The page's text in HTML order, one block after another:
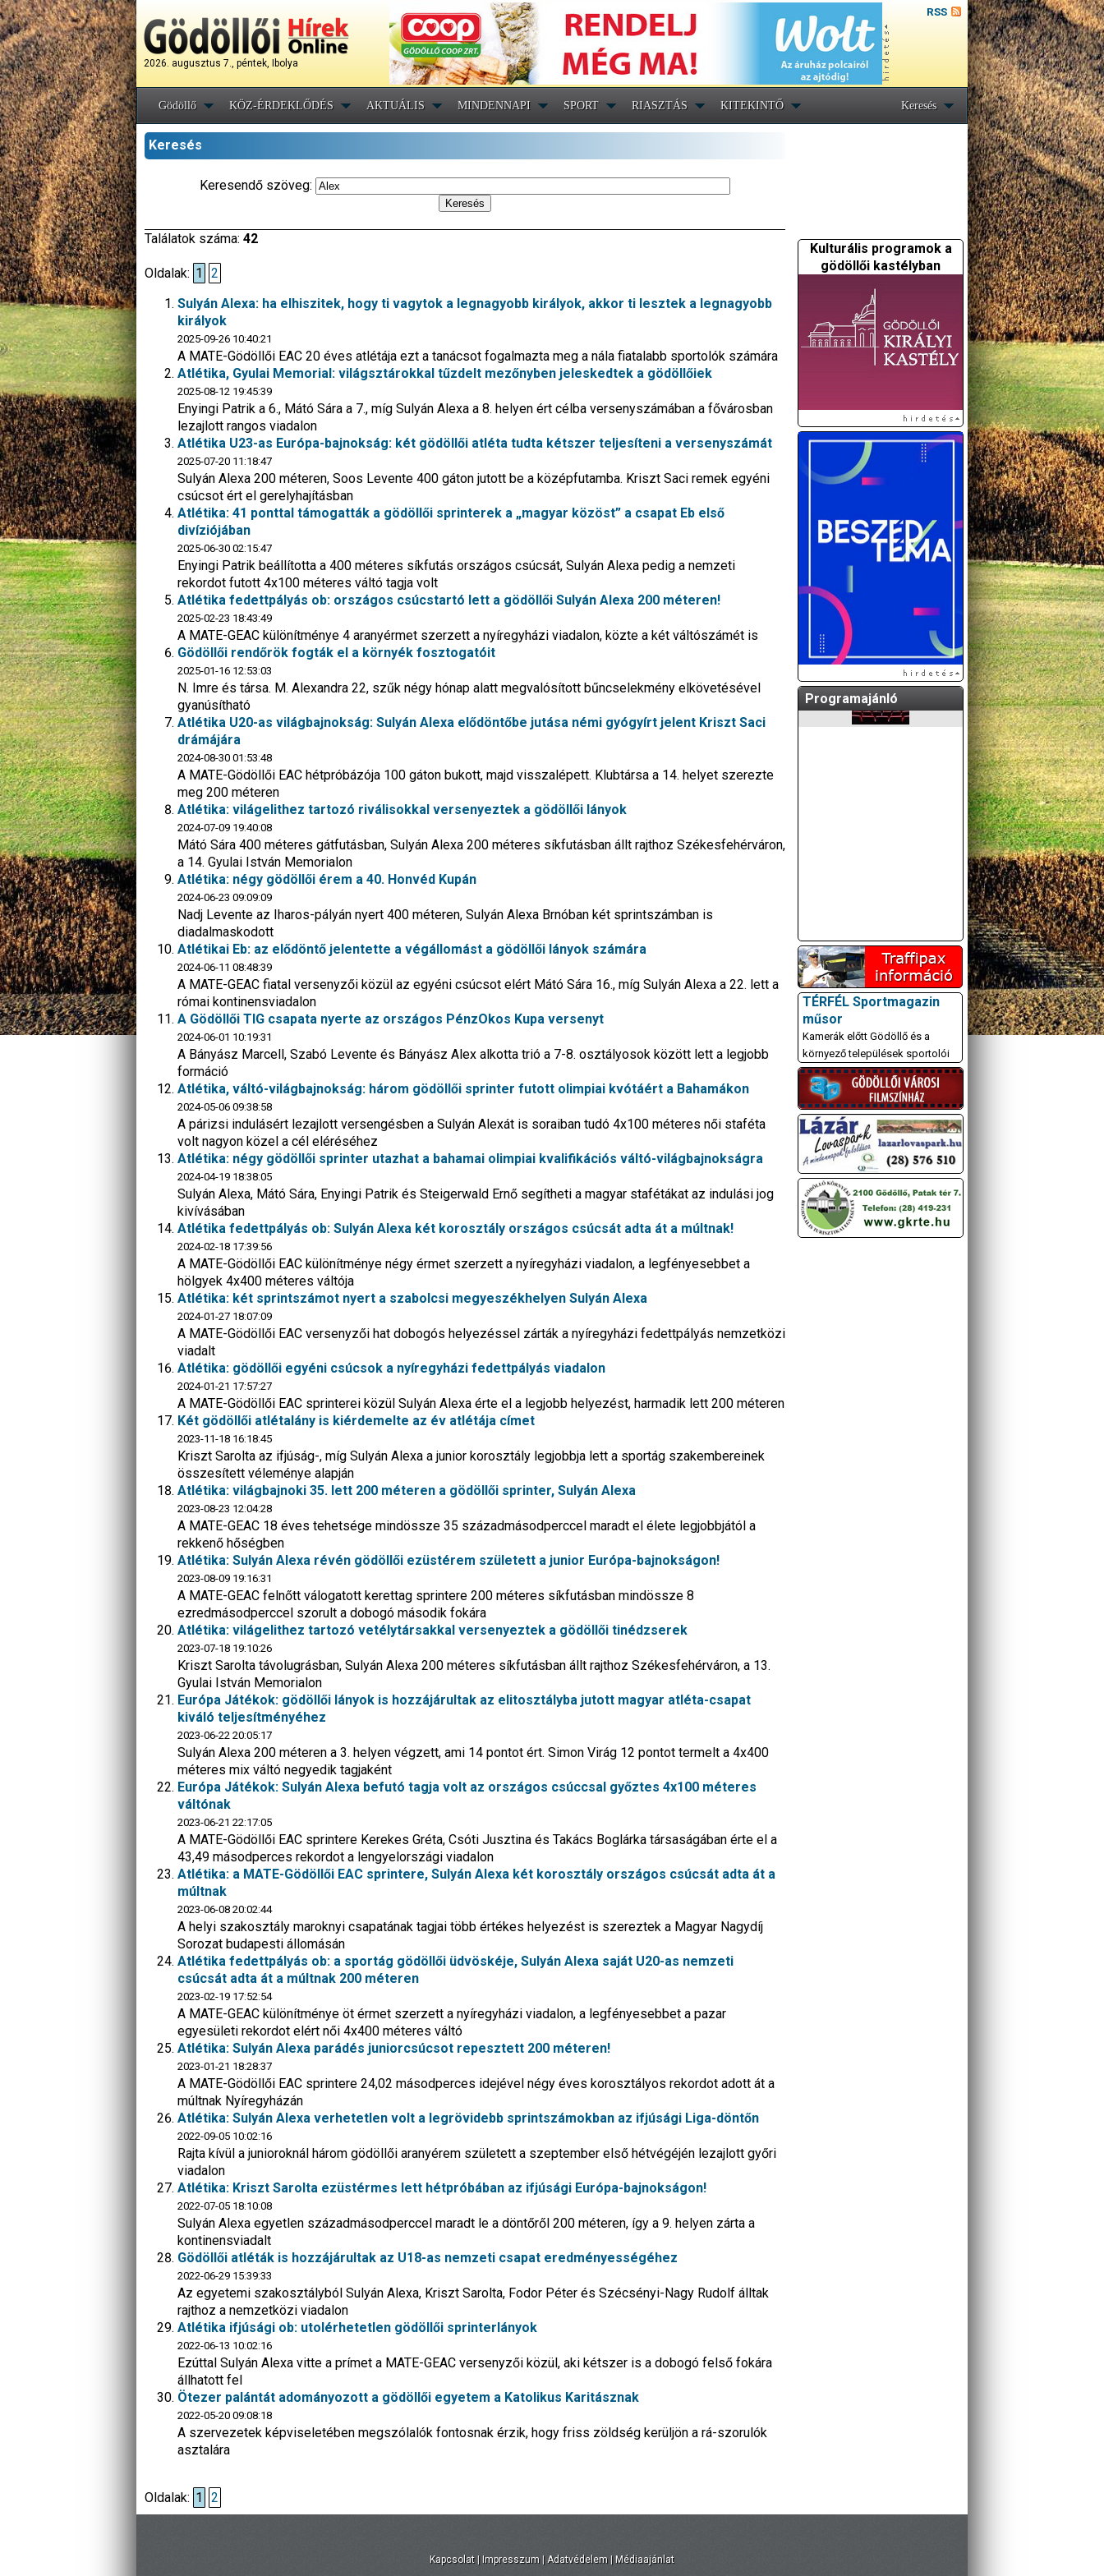
2026. augusztus 7., péntek, Ibolya
RSS
Gödöllő KÖZ-ÉRDEKLŐDÉS AKTUÁLIS MINDENNAPI SPORT RIASZTÁS KITEKINTŐ Keresés
Keresés
Keresendő szöveg:
Találatok száma: 42
Oldalak: 1
2
Sulyán Alexa: ha elhiszitek, hogy ti vagytok a legnagyobb királyok, akkor ti lesztek a legnagyobb
királyok
2025-09-26 10:40:21
A MATE-Gödöllői EAC 20 éves atlétája ezt a tanácsot fogalmazta meg a nála fiatalabb sportolók számára
Atlétika, Gyulai Memorial: világsztárokkal tűzdelt mezőnyben jeleskedtek a gödöllőiek
2025-08-12 19:45:39
Enyingi Patrik a 6., Mátó Sára a 7., míg Sulyán Alexa a 8. helyen ért célba versenyszámában a fővárosban
lezajlott rangos viadalon
Atlétika U23-as Európa-bajnokság: két gödöllői atléta tudta kétszer teljesíteni a versenyszámát
2025-07-20 11:18:47
Sulyán Alexa 200 méteren, Soos Levente 400 gáton jutott be a középfutamba. Kriszt Saci remek egyéni
csúcsot ért el gerelyhajításban
Atlétika: 41 ponttal támogatták a gödöllői sprinterek a „magyar közöst” a csapat Eb első
divíziójában
2025-06-30 02:15:47
Enyingi Patrik beállította a 400 méteres síkfutás országos csúcsát, Sulyán Alexa pedig a nemzeti
rekordot futott 4x100 méteres váltó tagja volt
Atlétika fedettpályás ob: országos csúcstartó lett a gödöllői Sulyán Alexa 200 méteren!
2025-02-23 18:43:49
A MATE-GEAC különítménye 4 aranyérmet szerzett a nyíregyházi viadalon, közte a két váltószámét is
Gödöllői rendőrök fogták el a környék fosztogatóit
2025-01-16 12:53:03
N. Imre és társa. M. Alexandra 22, szűk négy hónap alatt megvalósított bűncselekmény elkövetésével
gyanúsítható
Atlétika U20-as világbajnokság: Sulyán Alexa elődöntőbe jutása némi gyógyírt jelent Kriszt Saci
drámájára
2024-08-30 01:53:48
A MATE-Gödöllői EAC hétpróbázója 100 gáton bukott, majd visszalépett. Klubtársa a 14. helyet szerezte
meg 200 méteren
Atlétika: világelithez tartozó riválisokkal versenyeztek a gödöllői lányok
2024-07-09 19:40:08
Mátó Sára 400 méteres gátfutásban, Sulyán Alexa 200 méteres síkfutásban állt rajthoz Székesfehérváron,
a 14. Gyulai István Memorialon
Atlétika: négy gödöllői érem a 40. Honvéd Kupán
2024-06-23 09:09:09
Nadj Levente az Iharos-pályán nyert 400 méteren, Sulyán Alexa Brnóban két sprintszámban is
diadalmaskodott
Atlétikai Eb: az elődöntő jelentette a végállomást a gödöllői lányok számára
2024-06-11 08:48:39
A MATE-GEAC fiatal versenyzői közül az egyéni csúcsot elért Mátó Sára 16., míg Sulyán Alexa a 22. lett a
római kontinensviadalon
A Gödöllői TIG csapata nyerte az országos PénzOkos Kupa versenyt
2024-06-01 10:19:31
A Bányász Marcell, Szabó Levente és Bányász Alex alkotta trió a 7-8. osztályosok között lett a legjobb
formáció
Atlétika, váltó-világbajnokság: három gödöllői sprinter futott olimpiai kvótáért a Bahamákon
2024-05-06 09:38:58
A párizsi indulásért lezajlott versengésben a Sulyán Alexát is soraiban tudó 4x100 méteres női staféta
volt nagyon közel a cél eléréséhez
Atlétika: négy gödöllői sprinter utazhat a bahamai olimpiai kvalifikációs váltó-világbajnokságra
2024-04-19 18:38:05
Sulyán Alexa, Mátó Sára, Enyingi Patrik és Steigerwald Ernő segítheti a magyar stafétákat az indulási jog
kivívásában
Atlétika fedettpályás ob: Sulyán Alexa két korosztály országos csúcsát adta át a múltnak!
2024-02-18 17:39:56
A MATE-Gödöllői EAC különítménye négy érmet szerzett a nyíregyházi viadalon, a legfényesebbet a
hölgyek 4x400 méteres váltója
Atlétika: két sprintszámot nyert a szabolcsi megyeszékhelyen Sulyán Alexa
2024-01-27 18:07:09
A MATE-Gödöllői EAC versenyzői hat dobogós helyezéssel zárták a nyíregyházi fedettpályás nemzetközi
viadalt
Atlétika: gödöllői egyéni csúcsok a nyíregyházi fedettpályás viadalon
2024-01-21 17:57:27
A MATE-Gödöllői EAC sprinterei közül Sulyán Alexa érte el a legjobb helyezést, harmadik lett 200 méteren
Két gödöllői atlétalány is kiérdemelte az év atlétája címet
2023-11-18 16:18:45
Kriszt Sarolta az ifjúság-, míg Sulyán Alexa a junior korosztály legjobbja lett a sportág szakembereinek
összesített véleménye alapján
Atlétika: világbajnoki 35. lett 200 méteren a gödöllői sprinter, Sulyán Alexa
2023-08-23 12:04:28
A MATE-GEAC 18 éves tehetsége mindössze 35 századmásodperccel maradt el élete legjobbjától a
rekkenő hőségben
Atlétika: Sulyán Alexa révén gödöllői ezüstérem született a junior Európa-bajnokságon!
2023-08-09 19:16:31
A MATE-GEAC felnőtt válogatott kerettag sprintere 200 méteres síkfutásban mindössze 8
ezredmásodperccel szorult a dobogó második fokára
Atlétika: világelithez tartozó vetélytársakkal versenyeztek a gödöllői tinédzserek
2023-07-18 19:10:26
Kriszt Sarolta távolugrásban, Sulyán Alexa 200 méteres síkfutásban állt rajthoz Székesfehérváron, a 13.
Gyulai István Memorialon
Európa Játékok: gödöllői lányok is hozzájárultak az elitosztályba jutott magyar atléta-csapat
kiváló teljesítményéhez
2023-06-22 20:05:17
Sulyán Alexa 200 méteren a 3. helyen végzett, ami 14 pontot ért. Simon Virág 12 pontot termelt a 4x400
méteres mix váltó negyedik tagjaként
Európa Játékok: Sulyán Alexa befutó tagja volt az országos csúccsal győztes 4x100 méteres
váltónak
2023-06-21 22:17:05
A MATE-Gödöllői EAC sprintere Kerekes Gréta, Csóti Jusztina és Takács Boglárka társaságában érte el a
43,49 másodperces rekordot a lengyelországi viadalon
Atlétika: a MATE-Gödöllői EAC sprintere, Sulyán Alexa két korosztály országos csúcsát adta át a
múltnak
2023-06-08 20:02:44
A helyi szakosztály maroknyi csapatának tagjai több értékes helyezést is szereztek a Magyar Nagydíj
Sorozat budapesti állomásán
Atlétika fedettpályás ob: a sportág gödöllői üdvöskéje, Sulyán Alexa saját U20-as nemzeti
csúcsát adta át a múltnak 200 méteren
2023-02-19 17:52:54
A MATE-GEAC különítménye öt érmet szerzett a nyíregyházi viadalon, a legfényesebbet a pazar
egyesületi rekordot elért női 4x400 méteres váltó
Atlétika: Sulyán Alexa parádés juniorcsúcsot repesztett 200 méteren!
2023-01-21 18:28:37
A MATE-Gödöllői EAC sprintere 24,02 másodperces idejével négy éves korosztályos rekordot adott át a
múltnak Nyíregyházán
Atlétika: Sulyán Alexa verhetetlen volt a legrövidebb sprintszámokban az ifjúsági Liga-döntőn
2022-09-05 10:02:16
Rajta kívül a junioroknál három gödöllői aranyérem született a szeptember első hétvégéjén lezajlott győri
viadalon
Atlétika: Kriszt Sarolta ezüstérmes lett hétpróbában az ifjúsági Európa-bajnokságon!
2022-07-05 18:10:08
Sulyán Alexa egyetlen századmásodperccel maradt le a döntőről 200 méteren, így a 9. helyen zárta a
kontinensviadalt
Gödöllői atléták is hozzájárultak az U18-as nemzeti csapat eredményességéhez
2022-06-29 15:39:33
Az egyetemi szakosztályból Sulyán Alexa, Kriszt Sarolta, Fodor Péter és Szécsényi-Nagy Rudolf álltak
rajthoz a nemzetközi viadalon
Atlétika ifjúsági ob: utolérhetetlen gödöllői sprinterlányok
2022-06-13 10:02:16
Ezúttal Sulyán Alexa vitte a prímet a MATE-GEAC versenyzői közül, aki kétszer is a dobogó felső fokára
állhatott fel
Ötezer palántát adományozott a gödöllői egyetem a Katolikus Karitásznak
2022-05-20 09:08:18
A szervezetek képviseletében megszólalók fontosnak érzik, hogy friss zöldség kerüljön a rá-szorulók
asztalára
Oldalak: 1 2
Kulturális programok a
gödöllői kastélyban
Programajánló
A GÖDÖLLŐI ÉS
KÖRNYÉKBELI
KULTURÁLIS- ÉS
SPORTPROGRAMOKAT
OLDALUNKON TESSZÜK
KÖZZÉ!
TÉRFÉL Sportmagazin
műsor
Kamerák előtt Gödöllő és a
környező települések sportolói
Kapcsolat | Impresszum | Adatvédelem | Médiaajánlat